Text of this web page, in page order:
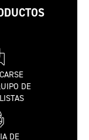
DE
DE